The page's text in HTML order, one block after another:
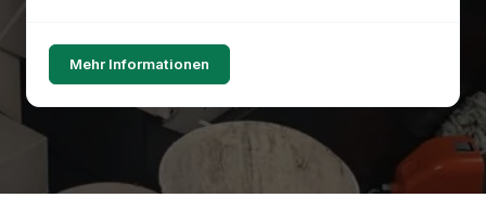
Mehr Informationen